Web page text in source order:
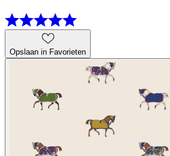
Opslaan in Favorieten